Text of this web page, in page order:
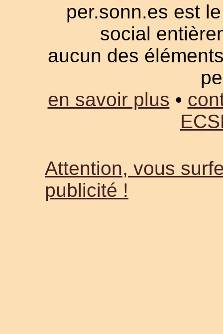
per.sonn.es est
social
aucun des
en savoir plus •
Attention, vous
publicité !